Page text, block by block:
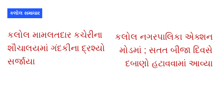
કલોલ સમાચાર
કલોલ મામલતદાર કચેરીના
શૌચાલયમાં ગંદકીના દ્રશ્યો
સર્જાયા
કલોલ નગરપાલિકા એક્શન
મોડમાં ; સતત બીજા દિવસે
દબાણો હટાવવામાં આવ્યા